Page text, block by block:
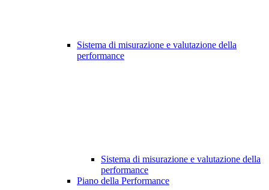
Sistema di misurazione e valutazione della
performance
Sistema di misurazione e valutazione della
performance
Piano della Performance